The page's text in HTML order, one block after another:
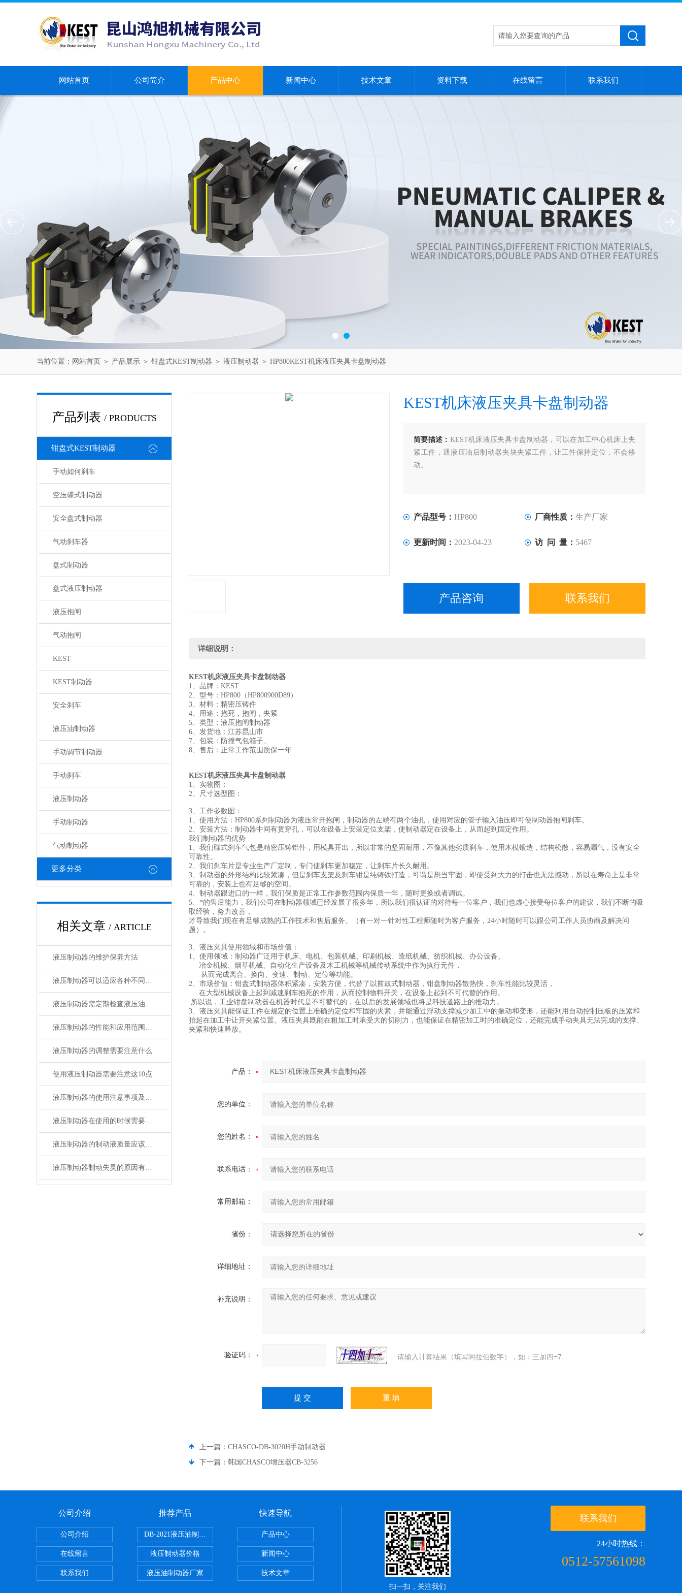
网站首页 公司简介 产品中心 新闻中心 技术文章 资料下载 在线留言 联系我们
当前位置： 网站首页 ＞ 产品展示 ＞ 钳盘式KEST制动器 ＞ 液压制动器 ＞ HP800KEST机床液压夹具卡盘制动器
产品列表 / PRODUCTS
钳盘式KEST制动器
手动如何刹车
空压碟式制动器
安全盘式制动器
气动刹车器
盘式制动器
盘式液压制动器
液压抱闸
气动抱闸
KEST
KEST制动器
安全刹车
液压油制动器
手动调节制动器
手动刹车
液压制动器
手动制动器
气动制动器
更多分类
相关文章 / ARTICLE
液压制动器的维护保养方法
液压制动器可以适应各种不同的工作环境和温度条件
液压制动器需定期检查液压油的液位和清洁制动缸
液压制动器的性能和应用范围还将不断拓展和*
液压制动器的调整需要注意什么
使用液压制动器需要注意这10点
液压制动器的使用注意事项及日常维护方法
液压制动器在使用的时候需要注意什么问题呢？
液压制动器的制动液质量应该怎么判断
液压制动器制动失灵的原因有哪些呢？
KEST机床液压夹具卡盘制动器
简要描述： KEST机床液压夹具卡盘制动器，可以在加工中心机床上夹
紧工件，通液压油后制动器夹块夹紧工件，让工件保持定位，不会移
动。
产品型号： HP800 厂商性质： 生产厂家
更新时间： 2023-04-23 访 问 量： 5467
产品咨询 联系我们
详细说明：
KEST机床液压夹具卡盘制动器
1、品牌：KEST
2、型号：HP800（HP800900D89）
3、材料：精密压铸件
4、用途：抱死，抱闸，夹紧
5、类型：液压抱闸制动器
6、发货地：江苏昆山市
7、包装：防撞气包箱子、
8、售后：正常工作范围质保一年
KEST机床液压夹具卡盘制动器
1、实物图：
2、尺寸选型图：
3、工作参数图：
1、使用方法：HP800系列制动器为液压常开抱闸，制动器的左端有两个油孔，使用对应的管子输入油压即可使制动器抱闸刹车。
2、安装方法：制动器中间有贯穿孔，可以在设备上安装定位支架，使制动器定在设备上，从而起到固定作用。
我们制动器的优势
1、我们碟式刹车气包是精密压铸铝件，用模具开出，所以非常的坚固耐用，不像其他劣质刹车，使用木模锻造，结构松散，容易漏气，没有安全
可靠性。
2、我们刹车片是专业生产厂定制，专门使刹车更加稳定，让刹车片长久耐用。
3、制动器的外形结构比较紧凑，但是刹车支架及刹车钳是纯铸铁打造，可谓是想当牢固，即使受到大力的打击也无法撼动，所以在寿命上是非常
可靠的，安装上也有足够的空间。
4、制动器跟进口的一样，我们保质是正常工作参数范围内保质一年，随时更换或者调试。
5、*的售后能力，我们公司在制动器领域已经发展了很多年，所以我们很认证的对待每一位客户，我们也虚心接受每位客户的建议，我们不断的吸
取经验，努力改善，
才导致我们现在有足够成熟的工作技术和售后服务。（有一对一针对性工程师随时为客户服务，24小时随时可以跟公司工作人员协商及解决问
题）。
3、液压夹具使用领域和市场价值：
1、使用领域：制动器广泛用于机床、电机、包装机械、印刷机械、造纸机械、纺织机械、办公设备、
冶金机械、烟草机械、自动化生产设备及木工机械等机械传动系统中作为执行元件，
从而完成离合、换向、变速、制动、定位等功能。
2、市场价值：钳盘式制动器体积紧凑，安装方便，代替了以前鼓式制动器，钳盘制动器散热快，刹车性能比较灵活，
在大型机械设备上起到减速刹车抱死的作用，从而控制物料开关，在设备上起到不可代替的作用。
所以说，工业钳盘制动器在机器时代是不可替代的，在以后的发展领域也将是科技道路上的推动力。
3、 液压夹具能保证工件在规定的位置上准确的定位和牢固的夹紧，并能通过浮动支撑减少加工中的振动和变形，还能利用自动控制压板的压紧和
抬起在加工中让开夹紧位置。液压夹具既能在粗加工时承受大的切削力，也能保证在精密加工时的准确定位，还能完成手动夹具无法完成的支撑、
夹紧和快速释放。
产品：
您的单位：
您的姓名：
联系电话：
常用邮箱：
省份：
详细地址：
补充说明：
验证码： 请输入计算结果（填写阿拉伯数字），如：三加四=7
上一篇： CHASCO-DB-3020H手动制动器
下一篇： 韩国CHASCO增压器CB-3256
公司介绍
公司介绍
在线留言
联系我们
推荐产品
DB-2021液压油制动器
液压制动器价格
液压油制动器厂家
快速导航
产品中心
新闻中心
技术文章
扫一扫，关注我们
联系我们
24小时热线：
0512-57561098